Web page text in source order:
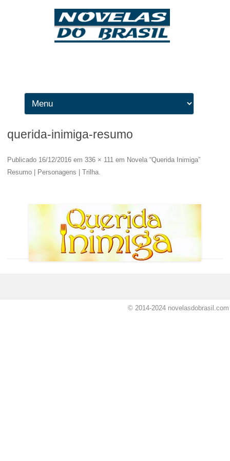
querida-inimiga-resumo
Publicado 16/12/2016 em 336 × 111 em Novela “Querida Inimiga”
Resumo | Personagens | Trilha.
© 2014-2024 novelasdobrasil.com